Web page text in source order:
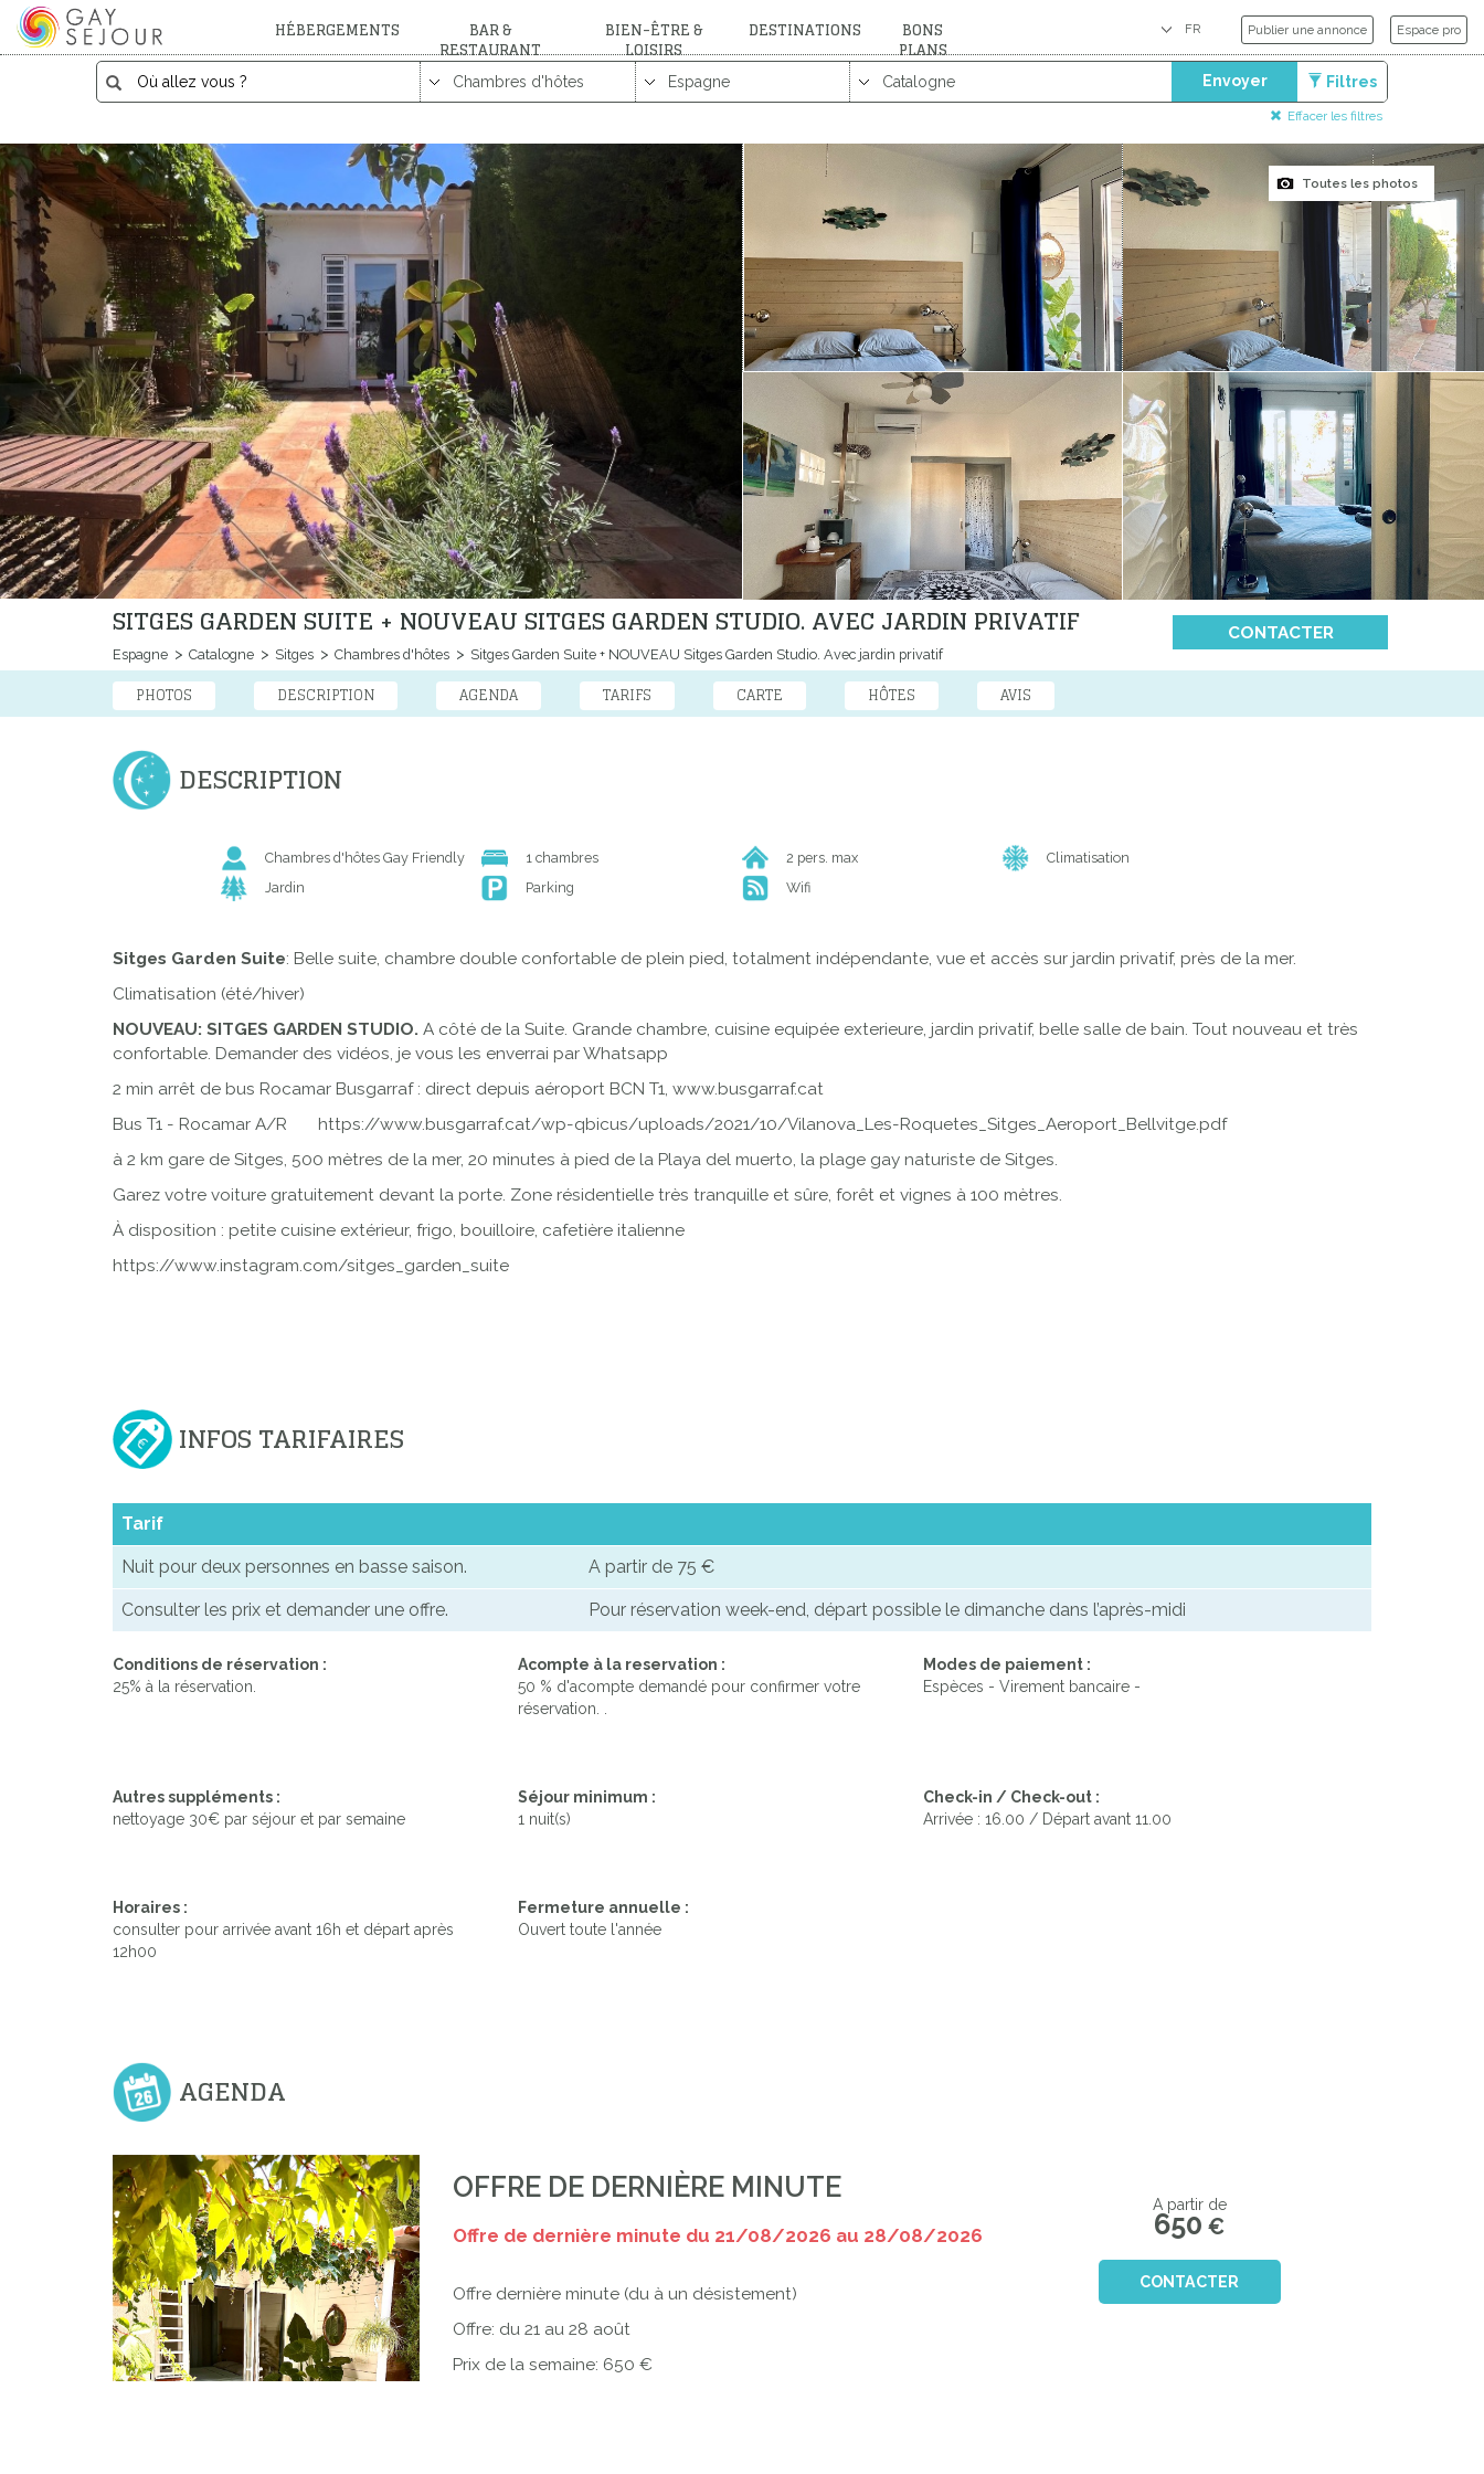
HÉBERGEMENTS BAR &
RESTAURANT
BIEN-ÊTRE &
LOISIRS
DESTINATIONS BONS
PLANS
Publier une annonce Espace pro
Envoyer Filtres
Effacer les filtres
Toutes les photos
SITGES GARDEN SUITE + NOUVEAU SITGES GARDEN STUDIO. AVEC JARDIN PRIVATIF
Espagne Catalogne Sitges Chambres d'hôtes Sitges Garden Suite + NOUVEAU Sitges Garden Studio. Avec jardin privatif
CONTACTER
PHOTOS DESCRIPTION AGENDA TARIFS CARTE HÔTES AVIS
DESCRIPTION
Chambres d'hôtes Gay Friendly 1 chambres 2 pers. max
Climatisation
Jardin
Parking Wifi
Sitges Garden Suite: Belle suite, chambre double confortable de plein pied, totalment indépendante, vue et accès sur jardin privatif, près de la mer.
Climatisation (été/hiver)
NOUVEAU: SITGES GARDEN STUDIO. A côté de la Suite. Grande chambre, cuisine equipée exterieure, jardin privatif, belle salle de bain. Tout nouveau et très
confortable. Demander des vidéos, je vous les enverrai par Whatsapp
2 min arrêt de bus Rocamar Busgarraf : direct depuis aéroport BCN T1, www.busgarraf.cat
Bus T1 - Rocamar A/R https://www.busgarraf.cat/wp-qbicus/uploads/2021/10/Vilanova_Les-Roquetes_Sitges_Aeroport_Bellvitge.pdf
à 2 km gare de Sitges, 500 mètres de la mer, 20 minutes à pied de la Playa del muerto, la plage gay naturiste de Sitges.
Garez votre voiture gratuitement devant la porte. Zone résidentielle très tranquille et sûre, forêt et vignes à 100 mètres.
À disposition : petite cuisine extérieur, frigo, bouilloire, cafetière italienne
https://www.instagram.com/sitges_garden_suite
INFOS TARIFAIRES
Tarif
Nuit pour deux personnes en basse saison. A partir de 75 €
Consulter les prix et demander une offre. Pour réservation week-end, départ possible le dimanche dans l’après-midi
Conditions de réservation :
25% à la réservation.
Acompte à la reservation :
50 % d'acompte demandé pour confirmer votre
réservation. .
Modes de paiement :
Espèces - Virement bancaire -
Autres suppléments :
nettoyage 30€ par séjour et par semaine
Séjour minimum :
1 nuit(s)
Check-in / Check-out :
Arrivée : 16.00 / Départ avant 11.00
Horaires :
consulter pour arrivée avant 16h et départ après
12h00
Fermeture annuelle :
Ouvert toute l'année
AGENDA
OFFRE DE DERNIÈRE MINUTE
Offre de dernière minute du 21/08/2026 au 28/08/2026
Offre dernière minute (du à un désistement)
Offre: du 21 au 28 août
Prix de la semaine: 650 €
A partir de
650 €
CONTACTER